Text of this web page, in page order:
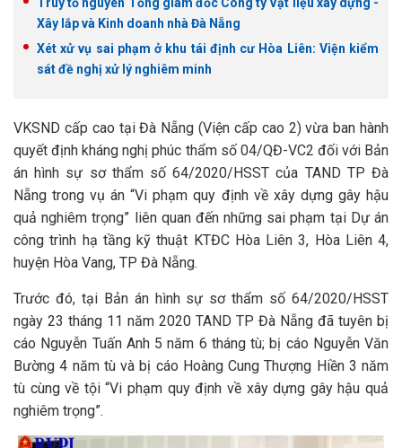
Xây lắp và Kinh doanh nhà Đà Nẵng
Xét xử vụ sai phạm ở khu tái định cư Hòa Liên: Viện kiểm
sát đề nghị xử lý nghiêm minh
VKSND cấp cao tại Đà Nẵng (Viện cấp cao 2) vừa ban hành
quyết định kháng nghị phúc thẩm số 04/QĐ-VC2 đối với Bản
án hình sự sơ thẩm số 64/2020/HSST của TAND TP Đà
Nẵng trong vụ án “Vi phạm quy định về xây dựng gây hậu
quả nghiêm trọng” liên quan đến những sai phạm tại Dự án
công trình hạ tầng kỹ thuật KTĐC Hòa Liên 3, Hòa Liên 4,
huyện Hòa Vang, TP Đà Nẵng.
Trước đó, tại Bản án hình sự sơ thẩm số 64/2020/HSST
ngày 23 tháng 11 năm 2020 TAND TP Đà Nẵng đã tuyên bị
cáo Nguyễn Tuấn Anh 5 năm 6 tháng tù; bị cáo Nguyễn Văn
Bường 4 năm tù và bị cáo Hoàng Cung Thượng Hiền 3 năm
tù cùng về tội “Vi phạm quy định về xây dựng gây hậu quả
nghiêm trọng”.